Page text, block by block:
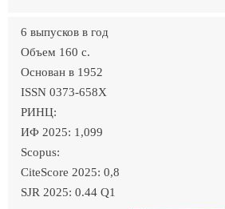
6 выпусков в год
Объем 160 c.
Основан в 1952
ISSN 0373-658X
РИНЦ:
ИФ 2025: 1,099
Scopus:
CiteScore 2025: 0,8
SJR 2025: 0.44 Q1